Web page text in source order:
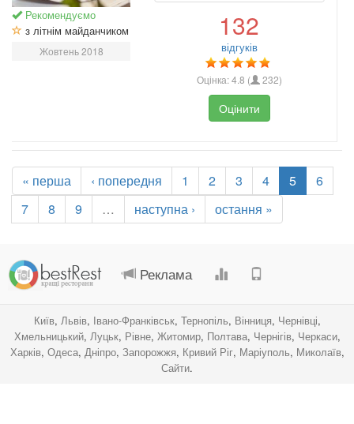
Рекомендуємо
з літнім майданчиком
Жовтень 2018
132
відгуків
Оцінка:4.8 ( 232)
Оцінити
« перша ‹ попередня 1 2 3 4 5
6
7
8 9 … наступна › остання »
Реклама
Київ, Львів, Івано-Франківськ, Тернопіль, Вінниця, Чернівці,
Хмельницький, Луцьк, Рівне, Житомир, Полтава, Чернігів, Черкаси,
Харків, Одеса, Дніпро, Запорожжя, Кривий Ріг, Маріуполь, Миколаїв,
Сайти.